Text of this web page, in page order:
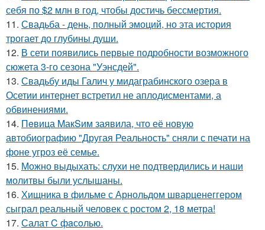
себя по $2 млн в год, чтобы достичь бессмертия.
11. Свадьба - день, полный эмоций, но эта история
трогает до глубины души.
12. В сети появились первые подробности возможного
сюжета 3-го сезона "Уэнсдей".
13. Свадьбу иды Галич у мидаграбинского озера в
Осетии интернет встретил не аплодисментами, а
обвинениями.
14. Пeвица MакSим заявила, что её новую
автобиографию "Другая Реальность" сняли с печати на
фоне угроз её семье.
15. Можно выдыхать: слухи не подтвердились и наши
молитвы были услышаны.
16. Хищника в фильме с Арнольдом шварценеггером
сыграл реальный человек с ростом 2, 18 метра!
17. Салат C фaсoлью.